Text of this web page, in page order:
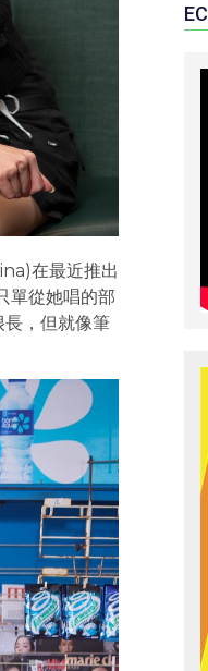
在最近推出
單從她唱的部
，但就像筆